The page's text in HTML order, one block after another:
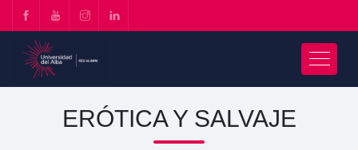
ERÓTICA Y SALVAJE